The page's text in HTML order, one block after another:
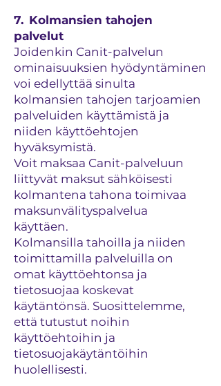
7. Kolmansien tahojen
palvelut
Joidenkin Canit-palvelun
ominaisuuksien hyödyntäminen
voi edellyttää sinulta
kolmansien tahojen tarjoamien
palveluiden käyttämistä ja
niiden käyttöehtojen
hyväksymistä.
Voit maksaa Canit-palveluun
liittyvät maksut sähköisesti
kolmantena tahona toimivaa
maksunvälityspalvelua
käyttäen.
Kolmansilla tahoilla ja niiden
toimittamilla palveluilla on
omat käyttöehtonsa ja
tietosuojaa koskevat
käytäntönsä. Suosittelemme,
että tutustut noihin
käyttöehtoihin ja
tietosuojakäytäntöihin
huolellisesti.